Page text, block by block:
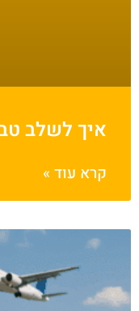
איך לשלב
קרא עוד »